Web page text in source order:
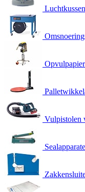
Vulpistolen